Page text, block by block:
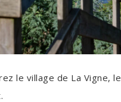
le village de La Vigne,